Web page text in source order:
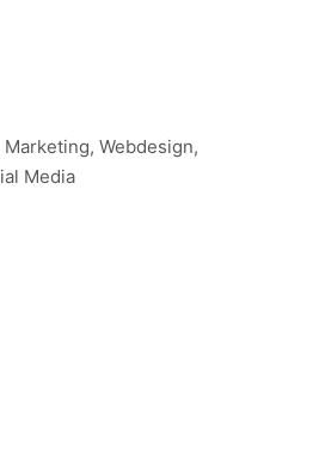
Webdesign,
Media